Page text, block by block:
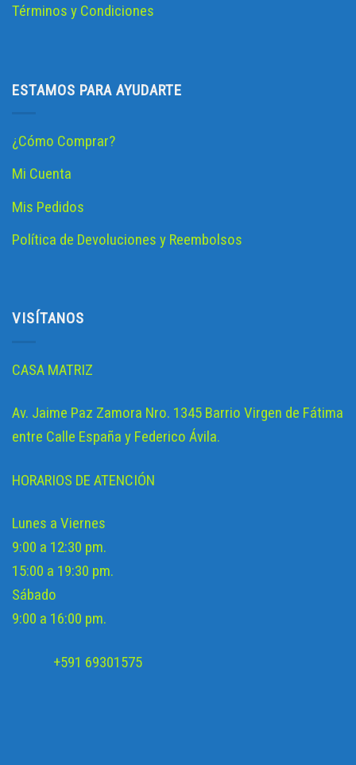
Términos y Condiciones
ESTAMOS PARA AYUDARTE
¿Cómo Comprar?
Mi Cuenta
Mis Pedidos
Política de Devoluciones y Reembolsos
VISÍTANOS
CASA MATRIZ
Av. Jaime Paz Zamora Nro. 1345 Barrio Virgen de Fátima
entre Calle España y Federico Ávila.
HORARIOS DE ATENCIÓN
Lunes a Viernes
9:00 a 12:30 pm.
15:00 a 19:30 pm.
Sábado
9:00 a 16:00 pm.
+591 69301575